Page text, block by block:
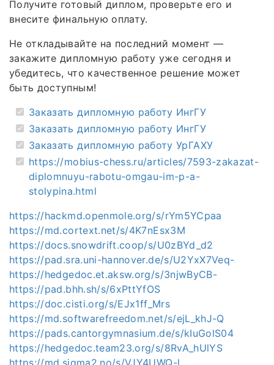
Получите готовый диплом, проверьте его и
внесите финальную оплату.
Не откладывайте на последний момент —
закажите дипломную работу уже сегодня и
убедитесь, что качественное решение может
быть доступным!
Заказать дипломную работу ИнгГУ
Заказать дипломную работу ИнгГУ
Заказать дипломную работу УрГАХУ
https://mobius-chess.ru/articles/7593-zakazat-
diplomnuyu-rabotu-omgau-im-p-a-
stolypina.html
https://hackmd.openmole.org/s/rYm5YCpaa
https://md.cortext.net/s/4K7nEsx3M
https://docs.snowdrift.coop/s/U0zBYd_d2
https://pad.sra.uni-hannover.de/s/U2YxX7Veq-
https://hedgedoc.et.aksw.org/s/3njwByCB-
https://pad.bhh.sh/s/6xPttYfOS
https://doc.cisti.org/s/EJx1ff_Mrs
https://md.softwarefreedom.net/s/ejL_khJ-Q
https://pads.cantorgymnasium.de/s/kIuGolS04
https://hedgedoc.team23.org/s/8RvA_hUlYS
https://md.sigma2.no/s/VJY4UWQ-l